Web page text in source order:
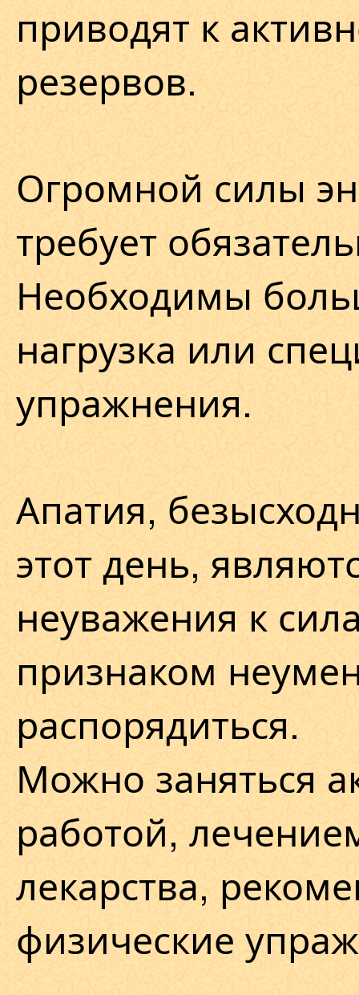
приводят к
резервов.
Огромной силы
требует
Необходимы
нагрузка или
упражнения.
Апатия,
этот день,
неуважения к
признаком
распорядиться.
Можно заняться
работой,
лекарства,
физические